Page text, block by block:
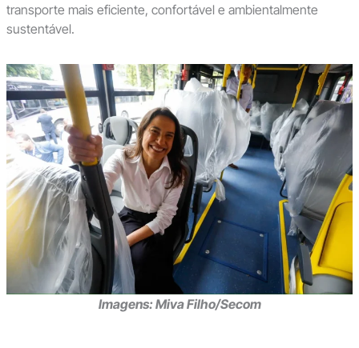
transporte mais eficiente, confortável e ambientalmente
sustentável.
Imagens: Miva Filho/Secom